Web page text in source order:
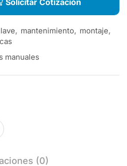
Solicitar Cotización
, mantenimiento, montaje,
manuales
(0)